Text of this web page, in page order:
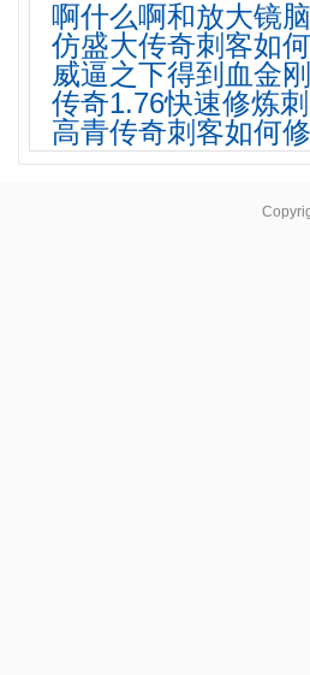
啊什么啊和放大镜
仿盛大传奇刺客如
威逼之下得到血金
传奇1.76快速修炼
高青传奇刺客如何